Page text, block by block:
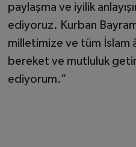
paylaşma ve iyilik
ediyoruz. Kurban
milletimize ve tüm İslam
bereket ve mutluluk
ediyorum.”